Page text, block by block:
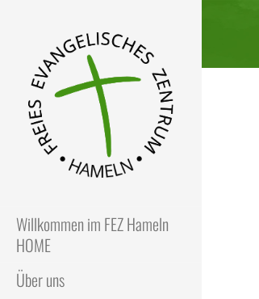
Willkommen im FEZ Hameln
HOME
Über uns